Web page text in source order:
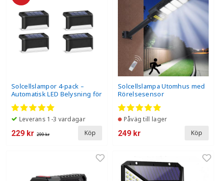
Solcellslampor 4-pack –
Automatisk LED Belysning för
Trädgård & Staket
Leverans 1-3 vardagar
229 kr 299 kr Köp
Solcellslampa Utomhus med
Rörelsesensor
Påväg till lager
249 kr Köp